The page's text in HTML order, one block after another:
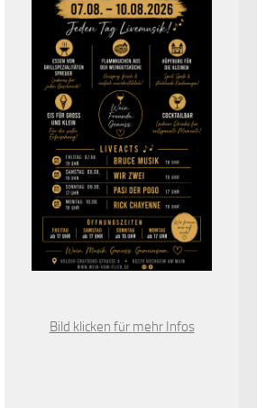
Bild klicken für mehr Infos